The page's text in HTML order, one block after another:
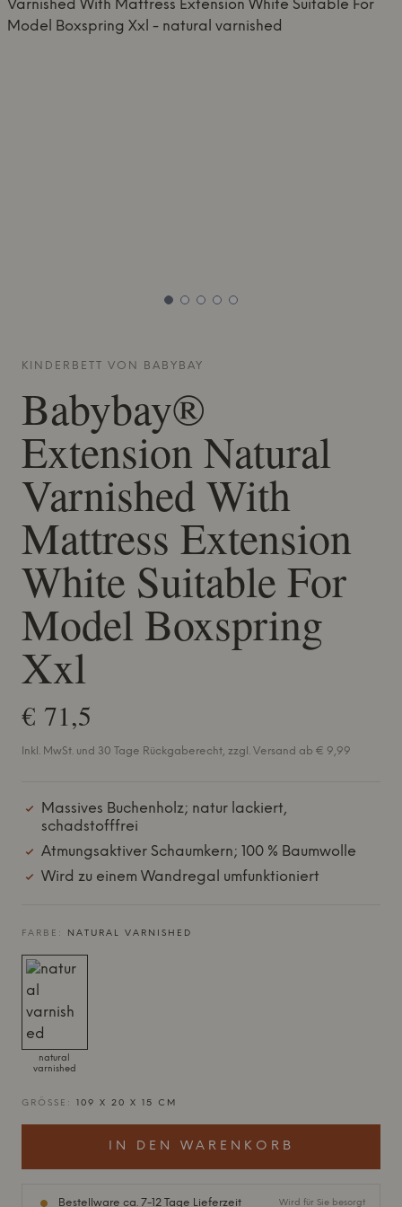
KINDERBETT VON BABYBAY
Babybay®
Extension Natural
Varnished With
Mattress Extension
White Suitable For
Model Boxspring
Xxl
€ 71,5
Inkl. MwSt. und 30 Tage Rückgaberecht, zzgl. Versand ab € 9,99
Massives Buchenholz; natur lackiert,
schadstofffrei
Atmungsaktiver Schaumkern; 100 % Baumwolle
Wird zu einem Wandregal umfunktioniert
FARBE: NATURAL VARNISHED
natural
varnished
GRÖSSE: 109 X 20 X 15 CM
IN DEN WARENKORB
Bestellware ca. 7-12 Tage Lieferzeit Wird für Sie besorgt